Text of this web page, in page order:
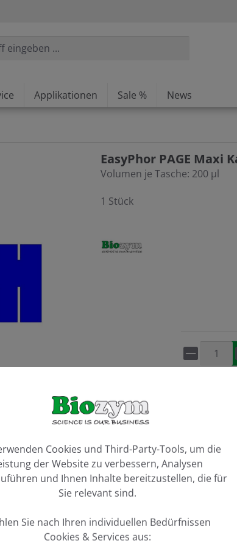
Applikationen Sale % News
EasyPhor PAGE Maxi
Volumen je Tasche: 200 µl
1 Stück
Artikel
Zähne, 2 mm Stärke"
Cookies und Third-Party-Tools, um die
der Website zu verbessern, Analysen
und Ihnen Inhalte bereitzustellen, die für
Sie relevant sind.
Sie nach Ihren individuellen Bedürfnissen
Cookies & Services aus: